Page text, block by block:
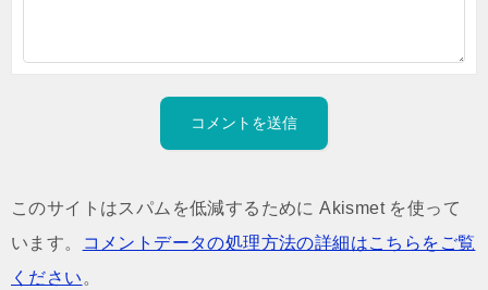
このサイトはスパムを低減するために Akismet を使って
います。
コメントデータの処理方法の詳細はこちらをご覧
ください 。